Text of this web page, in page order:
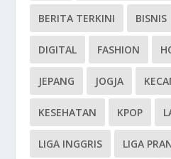
BERITA TERKINI BISNIS
DIGITAL FASHION
JEPANG JOGJA
KESEHATAN KPOP
LIGA INGGRIS LIGA